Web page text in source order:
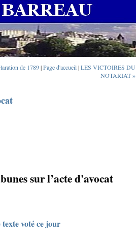
de 1789|Page d'accueil|LES VICTOIRES DU
NOTARIAT »
sur l’acte d'avocat
texte voté ce jour